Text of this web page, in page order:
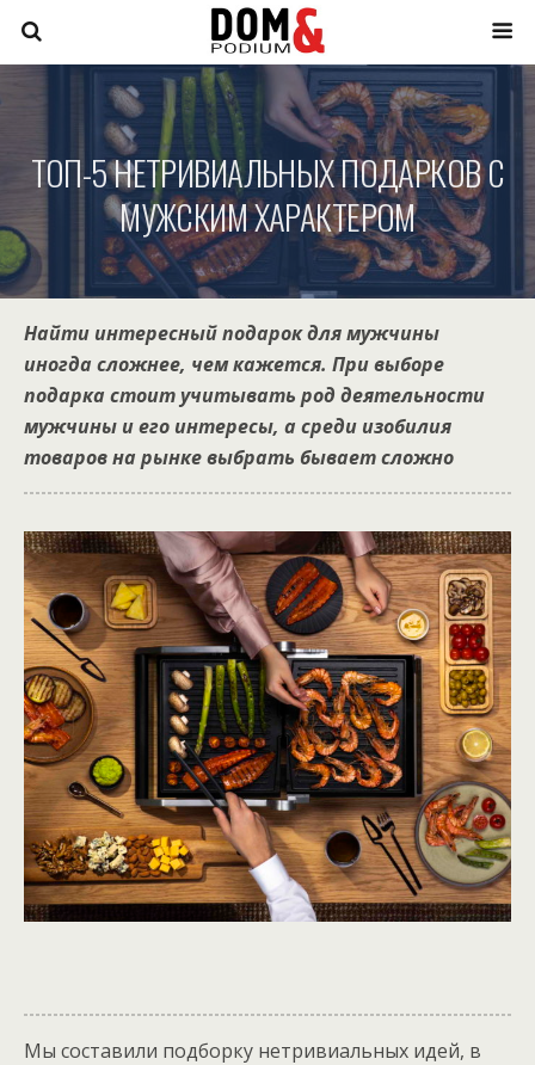
ТОП-5 НЕТРИВИАЛЬНЫХ ПОДАРКОВ С
МУЖСКИМ ХАРАКТЕРОМ
Найти интересный подарок для мужчины
иногда сложнее, чем кажется. При выборе
подарка стоит учитывать род деятельности
мужчины и его интересы, а среди изобилия
товаров на рынке выбрать бывает сложно
Мы составили подборку нетривиальных идей, в